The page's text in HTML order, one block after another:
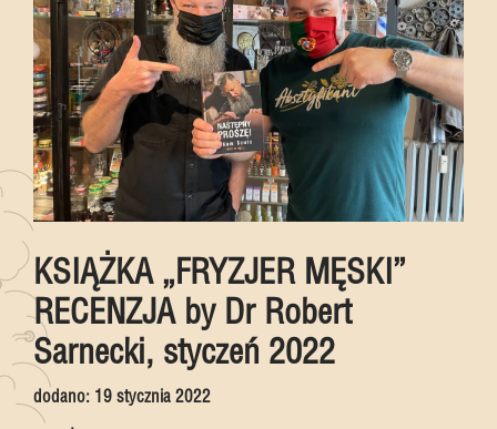
KSIĄŻKA „FRYZJER MĘSKI”
RECENZJA by Dr Robert
Sarnecki, styczeń 2022
dodano: 19 stycznia 2022